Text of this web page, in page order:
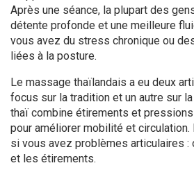
Après une séance, la plupart des
détente profonde et une meilleure
vous avez du stress chronique ou
liées à la posture.
Le massage thaïlandais a eu deux
focus sur la tradition et un autre sur
thaï combine étirements et
pour améliorer mobilité et
si vous avez problèmes articulaires :
et les étirements.